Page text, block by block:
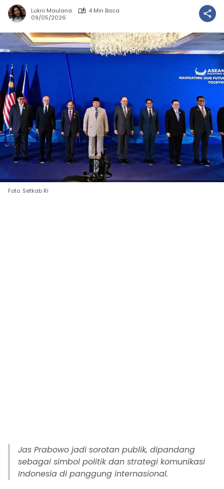
Lukni Maulana
4 Min Baca
09/05/2026
Foto: Setkab Ri
Jas Prabowo jadi sorotan publik, dipandang
sebagai simbol politik dan strategi komunikasi
Indonesia di panggung internasional.